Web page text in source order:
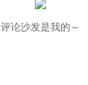
评论沙发是我的～